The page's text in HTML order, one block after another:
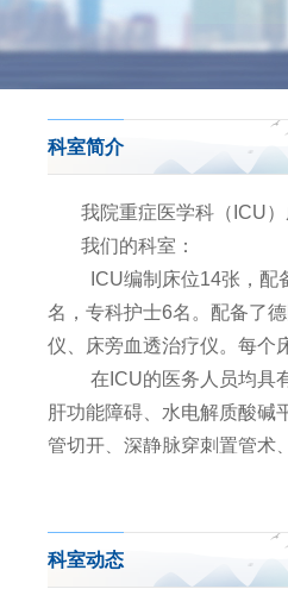
科室简介
我院重症医学科（ICU
我们的科室：
ICU编制床位14张，配
名，专科护士6名。配备了
仪、床旁血透治疗仪。每个
在ICU的医务人员均具
肝功能障碍、水电解质酸碱
管切开、深静脉穿刺置管术
我们的宗旨：尽最大努
科室电话：028-
科室动态